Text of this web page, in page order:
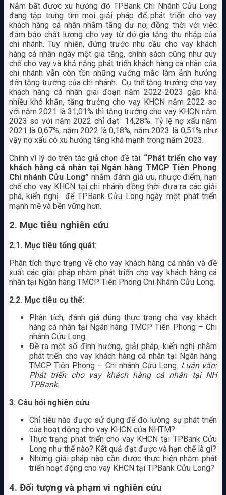
Nắm bắt được xu hướng đó TPBank Chi Nhánh Cửu Long
đang tập trung tìm mọi giải pháp để phát triển cho vay
khách hàng cá nhân nhằm tăng dư nợ, đồng thời với việc
đảm bảo chất lượng cho vay từ đó gia tăng thu nhập của
chi nhánh. Tuy nhiên, đứng trước nhu cầu cho vay khách
hàng cá nhân ngày một gia tăng, chính sách cũng như quy
chế cho vay và khả năng phát triển khách hàng cá nhân của
chi nhánh vẫn còn tồn những vướng mắc làm ảnh hưởng
đến tăng trưởng của chi nhánh. Cụ thể tăng trưởng cho vay
khách hàng cá nhân giai đoạn năm 2022-2023 gặp khá
nhiều khó khăn, tăng trưởng cho vay KHCN năm 2022 so
với năm 2021 là 31,01% thì tăng trưởng cho vay KHCN năm
2023 so với năm 2022 chỉ đạt 14,28%. Tỷ lệ nợ xấu năm
2021 là 0,67%, năm 2022 là 0,18%, năm 2023 là 0,51% như
vậy nợ xấu có xu hướng tăng khá mạnh trong năm 2023.
Chính vì lý do trên tác giả chọn đề tài: “Phát triển cho vay
khách hàng cá nhân tại Ngân hàng TMCP Tiên Phong
Chi nhánh Cửu Long” nhằm đánh giá ưu, nhược điểm, hạn
chế cho vay KHCN tại chi nhánh đồng thời đưa ra các giải
phá, kiến nghị để TPBank Cửu Long ngày một phát triển
mạnh mẽ và bền vững hơn.
2. Mục tiêu nghiên cứu
2.1. Mục tiêu tổng quát:
Phân tích thực trạng về cho vay khách hàng cá nhân và đề
xuất các giải pháp nhằm phát triển cho vay khách hàng cá
nhân tại Ngân hàng TMCP Tiên Phong Chi Nhánh Cửu Long.
2.2. Mục tiêu cụ thể:
Phân tích, đánh giá đúng thực trạng cho vay khách
hàng cá nhân tại Ngân hàng TMCP Tiên Phong – Chi
nhánh Cửu Long.
Đề ra một số định hướng, giải pháp, kiến nghị nhằm
phát triển cho vay khách hàng cá nhân tại Ngân hàng
TMCP Tiên Phong – Chi nhánh Cửu Long. Luận văn:
Phát triển cho vay khách hàng cá nhân tại NH
TPBank.
3. Câu hỏi nghiên cứu
Chỉ tiêu nào được sử dụng để đo lường sự phát triển
của hoạt động cho vay KHCN của NHTM?
Thực trạng phát triển cho vay KHCN tại TPBank Cửu
Long như thế nào? Kết quả đạt được và hạn chế là gì?
Những giải pháp nào cần được thực hiện nhằm phát
triển hoạt động cho vay KHCN tại TPBank Cửu Long?
4. Đối tượng và phạm vi nghiên cứu